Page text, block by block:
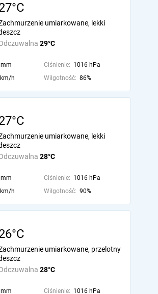
29°C
umiarkowane, lekki
Ciśnienie: 1016 hPa
h Wilgotność: 86%
28°C
umiarkowane, lekki
Ciśnienie: 1016 hPa
h Wilgotność: 90%
28°C
umiarkowane, przelotny
Ciśnienie: 1016 hPa